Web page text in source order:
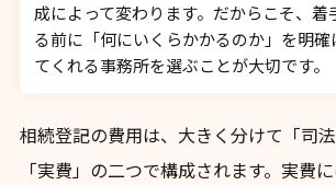
成によって変わります。だからこそ、着
る前に「何にいくらかかるのか」を明確
てくれる事務所を選ぶことが大切です。
相続登記の費用は、大きく分けて「司
「実費」の二つで構成されます。実費に